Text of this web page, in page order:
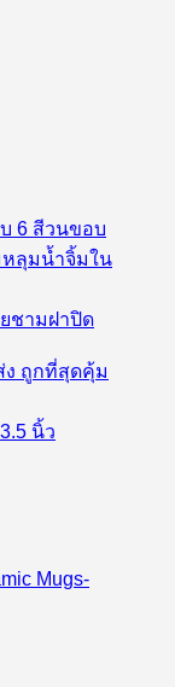
6 สีวนขอบ
ลุมน้ำจิ้มใน
ชามฝาปิด
ง ถูกที่สุดคุ้ม
นิ้ว
Mugs-